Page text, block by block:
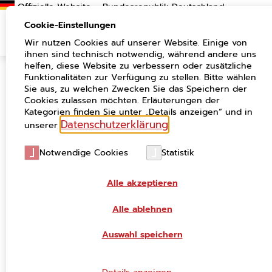
Jahresbericht 2022/2023
Der Bericht zieht ein Fazit zu den Aktivitäten im
Bereich der Verwaltungsdigitalisierung im Jahre 2022
unter Vorsitz des Bundes. Zudem werden die geplanten
Vorhaben für 2022 unter Vorsitz Hessens vorgestellt.
Den Kern des Berichts bildet die Vorstellung der
Planungsrats. In weiteren Kapiteln werden über die
Planungsrats und der FITKO informiert.
Jahresbericht 2022/2023 herunterladen
Cookie-Einstellungen
Wir nutzen Cookies auf unserer Website. Einige von
ihnen sind technisch notwendig, während andere uns
helfen, diese Website zu verbessern oder zusätzliche
Funktionalitäten zur Verfügung zu stellen. Bitte wählen
Sie aus, zu welchen Zwecken Sie das Speichern der
Cookies zulassen möchten. Erläuterungen der
Kategorien finden Sie unter „Details anzeigen“ und in
unserer Datenschutzerklärung
Notwendige Cookies Statistik
Alle akzeptieren
Alle ablehnen
Auswahl speichern